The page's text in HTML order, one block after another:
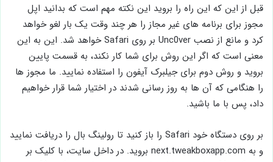
قبل از این که این راه را بروید این نکته مهم است که بدانید اپل
مجوز برای برنامه های غیر مجاز را هر چند وقت یک بار لغو خواهد
کرد و مانع از نصب Unc0ver بر روی Safari خواهد شد. این به این
معنی است که اگر این روش برای شما کار نکند، به قسمت پایین
بروید و روش دوم برای جیلبرک آیفون را استفاده نمایید. ما مجوز ها
را هنگامی که آن ها به روز رسانی شدند در اختیار شما قرار خواهیم
داد، پس با ما باشید.
بر روی دستگاه خود Safari را باز کنید تا رولینگ بال را دریافت نمایید
و به next.tweakboxapp.com بروید. در داخل سایت، با کلیک بر